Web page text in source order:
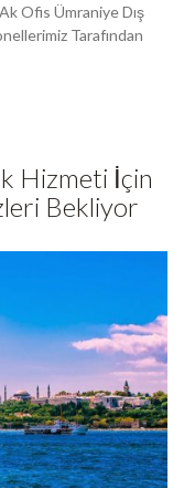
Ofis Ümraniye Dış
Tarafından
Hizmeti İçin
Bekliyor